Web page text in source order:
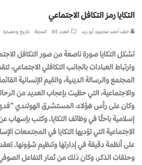
التكايا رمز التكافل الاجتماعي
خلف أحمد محمود أبو زيد العدد 85 المجلة تاريخ وحضارة
تشكل التكايا صورة ناصعة من صور التكافل
وارتباط العبادات بالجانب التكافلي الاجتماعي،
المجتمع والرسالة الدينية، والقيم الإنسانية
والاجتماعية، التي حظيت بإعجاب العديد من
وكان على رأس هؤلاء، المستشرق الهولندي
إسلامية باحثًا في وظائف التكايا. وكتب بإسهاب عن
الاجتماعية التي تؤديها التكايا في المجتمعات
على أنظمة دقيقة في إدارتها وتنظيم شؤونها.
وحلقات الذكر، وكان ذلك من ثمار التفاعل